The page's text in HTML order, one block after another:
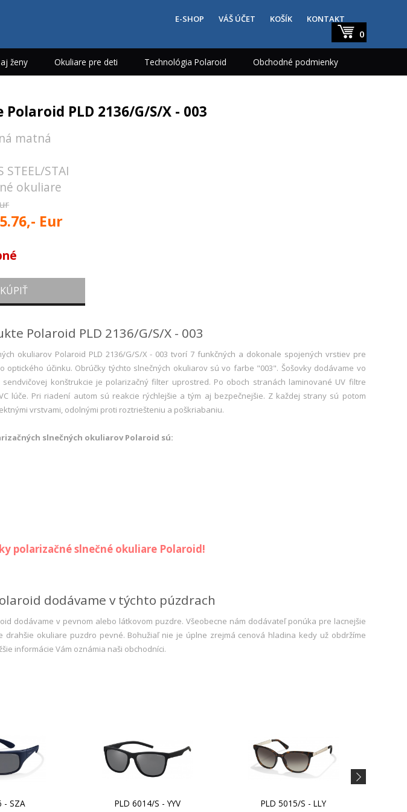
E-SHOP VÁŠ ÚČET KOŠÍK KONTAKT
0
ženy Okuliare pre deti Technológia Polaroid Obchodné podmienky
PLD 2136/G/S/X - 003
matná
STEEL/STAI
okuliare
Eur
Polaroid PLD 2136/G/S/X - 003
okuliarov Polaroid PLD 2136/G/S/X - 003 tvorí 7 funkčných a dokonale spojených vrstiev pre
optického účinku. Obrúčky týchto slnečných okuliarov sú vo farbe "003". Šošovky dodávame vo
konštrukcie je polarizačný filter uprostred. Po oboch stranách laminované UV filtre
lúče. Pri riadení autom sú reakcie rýchlejšie a tým aj bezpečnejšie. Z každej strany sú potom
vrstvami, odolnými proti roztriešteniu a poškriabaniu.
slnečných okuliarov Polaroid sú:
polarizačné slnečné okuliare Polaroid!
dodávame v týchto púzdrach
dodávame v pevnom alebo látkovom puzdre. Všeobecne nám dodávateľ ponúka pre lacnejšie
drahšie okuliare puzdro pevné. Bohužiaľ nie je úplne zrejmá cenová hladina kedy už obdržíme
informácie Vám oznámia naši obchodníci.
- SZA PLD 6014/S - YYV PLD 5015/S - LLY